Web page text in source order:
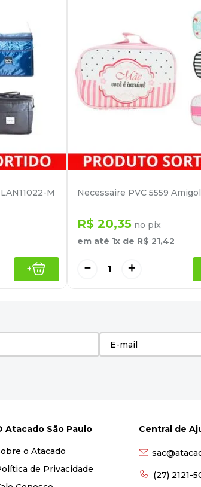
M
+
Necessaire PVC 5559
R$ 20,35 no pix
em até 1x de R$ 21,42
＋
－
Atacado São Paulo
o Atacado
de Privacidade
Central de
(27) 2121-